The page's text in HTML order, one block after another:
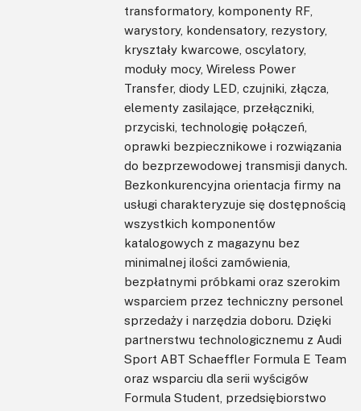
transformatory, komponenty RF,
warystory, kondensatory, rezystory,
kryształy kwarcowe, oscylatory,
moduły mocy, Wireless Power
Transfer, diody LED, czujniki, złącza,
elementy zasilające, przełączniki,
przyciski, technologię połączeń,
oprawki bezpiecznikowe i rozwiązania
do bezprzewodowej transmisji danych.
Bezkonkurencyjna orientacja firmy na
usługi charakteryzuje się dostępnością
wszystkich komponentów
katalogowych z magazynu bez
minimalnej ilości zamówienia,
bezpłatnymi próbkami oraz szerokim
wsparciem przez techniczny personel
sprzedaży i narzędzia doboru. Dzięki
partnerstwu technologicznemu z Audi
Sport ABT Schaeffler Formula E Team
oraz wsparciu dla serii wyścigów
Formula Student, przedsiębiorstwo